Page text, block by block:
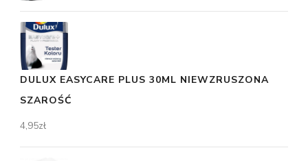
DULUX EASYCARE PLUS 30ML NIEWZRUSZONA
SZAROŚĆ
4,95zł